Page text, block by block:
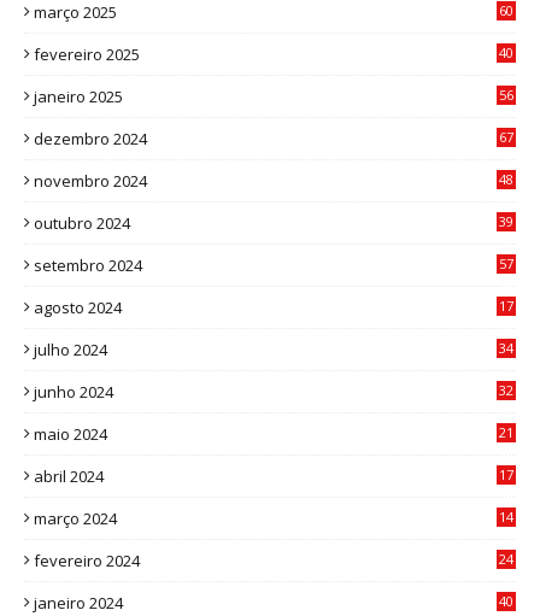
março 2025
60
fevereiro 2025
40
janeiro 2025
56
dezembro 2024
67
novembro 2024
48
outubro 2024
39
setembro 2024
57
agosto 2024
17
julho 2024
34
junho 2024
32
maio 2024
21
abril 2024
17
março 2024
14
fevereiro 2024
24
janeiro 2024
40